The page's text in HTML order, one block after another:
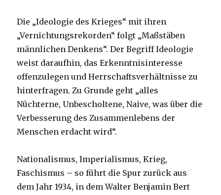
Die „Ideologie des Krieges“ mit ihren
„Vernichtungsrekorden“ folgt „Maßstäben
männlichen Denkens“. Der Begriff Ideologie
weist daraufhin, das Erkenntnisinteresse
offenzulegen und Herrschaftsverhältnisse zu
hinterfragen. Zu Grunde geht „alles
Nüchterne, Unbescholtene, Naive, was über die
Verbesserung des Zusammenlebens der
Menschen erdacht wird“.
Nationalismus, Imperialismus, Krieg,
Faschismus – so führt die Spur zurück aus
dem Jahr 1934, in dem Walter Benjamin Bert